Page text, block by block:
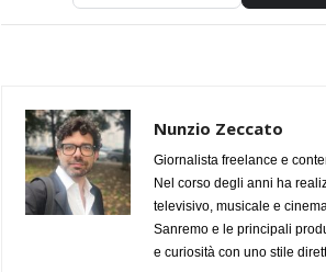
Nunzio Zeccato
Giornalista freelance e
Nel corso degli anni ha
televisivo, musicale e
Sanremo e le principali
e curiosità con uno stile